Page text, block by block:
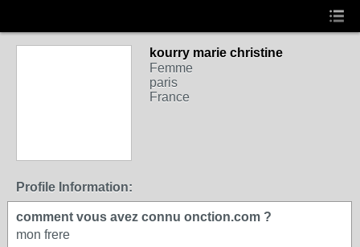
kourry marie christine
Femme
paris
France
Profile Information:
comment vous avez connu onction.com ?
mon frere